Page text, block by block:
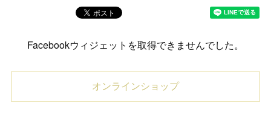
Facebookウィジェットを取得できませんでした。
オンラインショップ